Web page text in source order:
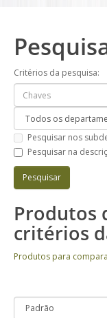
Critérios da pesquisa:
Pesquisar nos
Pesquisar na
Produtos
critérios
Produtos para